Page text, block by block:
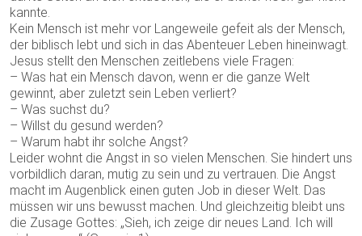
kannte.
Kein Mensch ist mehr vor Langeweile gefeit als der Mensch,
der biblisch lebt und sich in das Abenteuer Leben hineinwagt.
Jesus stellt den Menschen zeitlebens viele Fragen:
– Was hat ein Mensch davon, wenn er die ganze Welt
gewinnt, aber zuletzt sein Leben verliert?
– Was suchst du?
– Willst du gesund werden?
– Warum habt ihr solche Angst?
Leider wohnt die Angst in so vielen Menschen. Sie hindert uns
vorbildlich daran, mutig zu sein und zu vertrauen. Die Angst
macht im Augenblick einen guten Job in dieser Welt. Das
müssen wir uns bewusst machen. Und gleichzeitig bleibt uns
die Zusage Gottes: „Sieh, ich zeige dir neues Land. Ich will